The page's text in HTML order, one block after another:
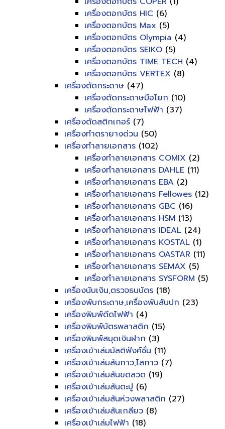
เครื่องตอกบัตร HIC (6)
เครื่องตอกบัตร Max (5)
เครื่องตอกบัตร Olympia (4)
เครื่องตอกบัตร SEIKO (5)
เครื่องตอกบัตร TIME TECH (4)
เครื่องตอกบัตร VERTEX (8)
เครื่องตัดกระดาษ (47)
เครื่องตัดกระดาษมือโยก (10)
เครื่องตัดกระดาษไฟฟ้า (37)
เครื่องตัดสติกเกอร์ (7)
เครื่องทำตรายางด่วน (50)
เครื่องทำลายเอกสาร (102)
เครื่องทำลายเอกสาร COMIX (2)
เครื่องทำลายเอกสาร DAHLE (11)
เครื่องทำลายเอกสาร EBA (2)
เครื่องทำลายเอกสาร Fellowes (12)
เครื่องทำลายเอกสาร GBC (16)
เครื่องทำลายเอกสาร HSM (13)
เครื่องทำลายเอกสาร IDEAL (24)
เครื่องทำลายเอกสาร KOSTAL (1)
เครื่องทำลายเอกสาร OASTAR (11)
เครื่องทำลายเอกสาร SEMAX (5)
เครื่องทำลายเอกสาร SYSFORM (5)
เครื่องนับเงิน,ตรวจธนบัตร (18)
เครื่องพับกระดาษ,เครื่องพับสันปก (23)
เครื่องพิมพ์ดีดไฟฟ้า (4)
เครื่องพิมพ์บัตรพลาสติก (15)
เครื่องพิมพ์สมุดเงินฝาก (3)
เครื่องเข้าเล่มมัลติฟังค์ชั่น (11)
เครื่องเข้าเล่มสันกาว,ไสกาว (7)
เครื่องเข้าเล่มสันขดลวด (19)
เครื่องเข้าเล่มสันตะปู (6)
เครื่องเข้าเล่มสันห่วงพลาสติก (27)
เครื่องเข้าเล่มสันเกลียว (8)
เครื่องเข้าเล่มไฟฟ้า (18)